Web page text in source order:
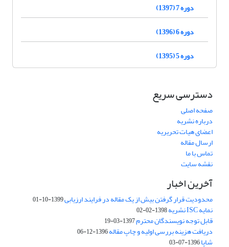
دوره 7 (1397)
دوره 6 (1396)
دوره 5 (1395)
دسترسی سریع
صفحه اصلی
درباره نشریه
اعضای هیات تحریریه
ارسال مقاله
تماس با ما
نقشه سایت
آخرین اخبار
محدودیت قرار گرفتن بیش از یک مقاله در فرایند ارزیابی1399-10-01
نمایه ISC نشریه 1398-02-02
قابل توجه نویسندگان محترم1397-03-19
دریافت هزینه بررسی اولیه و چاپ مقاله1396-12-06
شاپا1396-07-03